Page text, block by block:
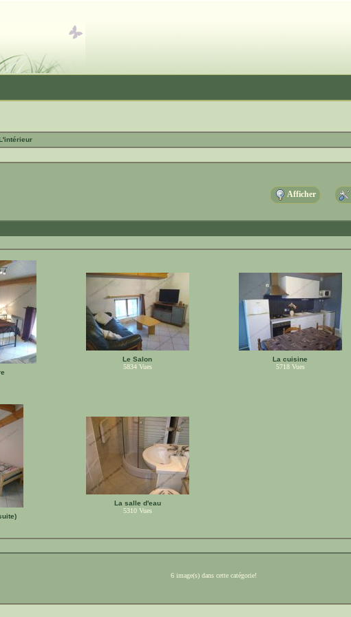
Afficher
Le Salon
5834 Vues
La cuisine
5718 Vues
La salle d'eau
5310 Vues
6 image(s) dans cette catégorie!